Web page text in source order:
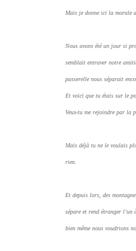
Mais je donne ici la morale
Nous avons été un jour si
semblait entraver notre
passerelle nous séparait
Et voici que tu étais sur le
Veux-tu me rejoindre par la
Mais déjà tu ne le voulais
rien.
Et depuis lors, des
sépare et rend étranger l’un
bien même nous voudrions